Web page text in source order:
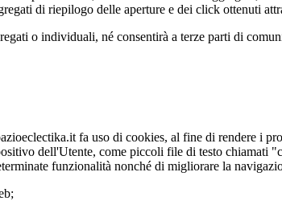
di riepilogo delle aperture e dei click ottenuti
o individuali, né consentirà a terze parti di
fa uso di cookies, al fine di rendere i
dell'Utente, come piccoli file di testo chiamati
funzionalità nonché di migliorare la